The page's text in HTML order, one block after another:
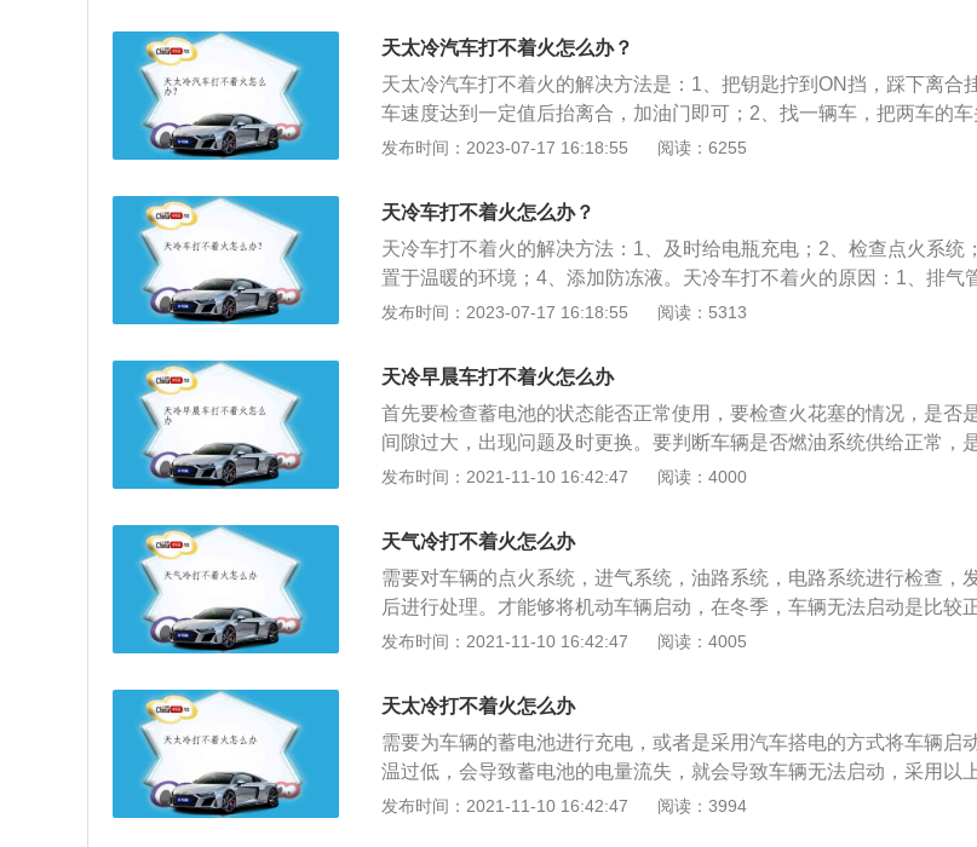
致车辆打火困难，更换燃油泵即可。9、修理传感器。可能是发动机传
坏，导致信号无法发送，所以打不着火，修理传感器即可。10、及时
是车辆燃油不足导致打不着火，及时加油就能解决这个问题。
动，就需要拆下火花塞进行清洗。2、电启动车型启动方法：如果电瓶
要推到坡上挂挡，待速度起来后松离合点火即可启动；如果是在平坦
开风门后直接挂三档打火，点火两三次就能启动车辆。
天太冷汽车打不着火怎么办？
天太冷汽车打不着火的解决方法是：1、把钥匙拧到ON挡，踩下离合
车速度达到一定值后抬离合，加油门即可；2、找一辆车，把两车的车
打开前机盖把充电线的红色线一端连到蓄电池正极位置，另一端接到
燃油挥发性变差；2、节气门脏污；3、水温传感器故障；4、火花塞故
瓶电量不足；6、挡位错误；7、方向盘上锁。
发布时间：2023-07-17 16:18:55 阅读：6255
天冷车打不着火怎么办？
天冷车打不着火的解决方法：1、及时给电瓶充电；2、检查点火系统
置于温暖的环境；4、添加防冻液。天冷车打不着火的原因：1、排气
车子的使用频率太低，发动机燃烧后的水汽在排气管的某些部位上冻
困难。使用汽车注意事项：1、车子要经常检查电瓶，若是电瓶电量耗
两次以上了，建议更换新电瓶；2、在冬天时，经常不用车的情况下可
一下高速，方便用较强的排气力将排气管中的积水及时排掉；3、要
理积碳的汽油添加剂。
发布时间：2023-07-17 16:18:55 阅读：5313
天冷早晨车打不着火怎么办
首先要检查蓄电池的状态能否正常使用，要检查火花塞的情况，是否
间隙过大，出现问题及时更换。要判断车辆是否燃油系统供给正常，
没有燃油或者是燃油泵出现了损坏，在冬季车辆无法启动是比较正常
蓄电池使用情况，然后需要检查一下车辆的火花塞，可以使用排除的
查，找到具体的故障原因之后，对症去进行处理，解决问题之后，车
使用。
发布时间：2021-11-10 16:42:47 阅读：4000
天气冷打不着火怎么办
需要对车辆的点火系统，进气系统，油路系统，电路系统进行检查，
后进行处理。才能够将机动车辆启动，在冬季，车辆无法启动是比较
况，首先要检查的地方就是车辆的蓄电池，避免由于蓄电池电量不足
池，多数都是因为蓄电池的磨损过于严重，导致车辆出现不能起火的
车辆在正常使用的过程中也要定期的去检查一下车辆的蓄电池，如果
程度超过90%以上，需要及时的进行更换。
发布时间：2021-11-10 16:42:47 阅读：4005
天太冷打不着火怎么办
需要为车辆的蓄电池进行充电，或者是采用汽车搭电的方式将车辆启
温过低，会导致蓄电池的电量流失，就会导致车辆无法启动，采用以
都可以将车辆启动，在完成启动后，需要行驶或怠速几个小时，让蓄电
发布时间：2021-11-10 16:42:47 阅读：3994